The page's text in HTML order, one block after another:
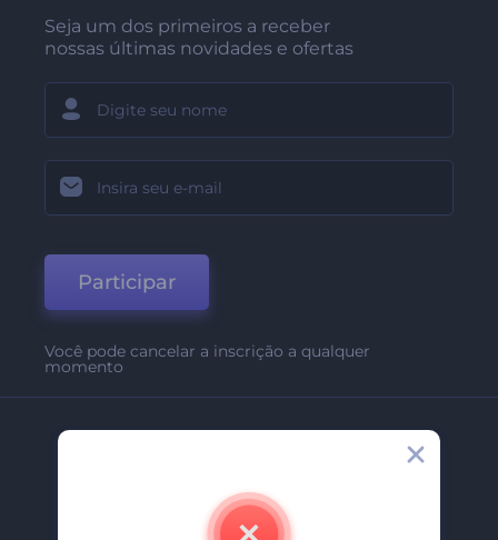
Seja um dos primeiros a receber
nossas últimas novidades e ofertas
Participar
Você pode cancelar a inscrição a qualquer
momento
Contate-Nos